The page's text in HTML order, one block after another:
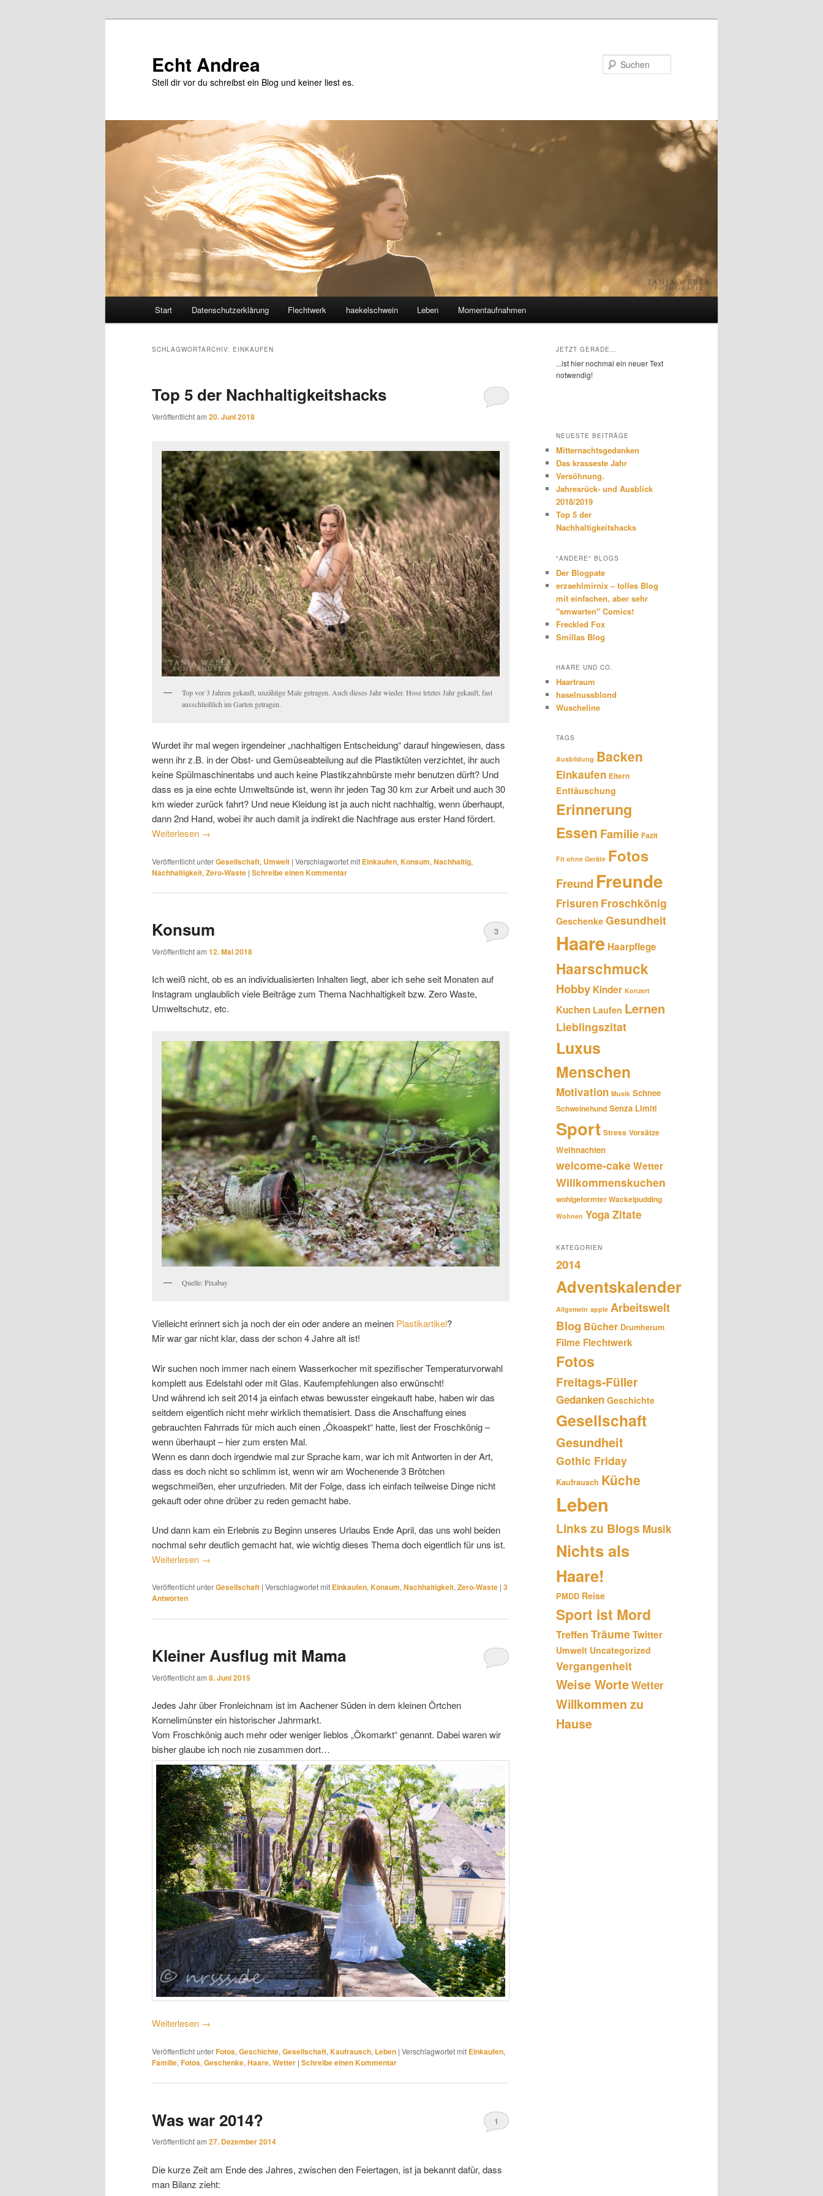
Echt Andrea
Stell dir vor du schreibst ein Blog und keiner liest es.
Start Datenschutzerklärung Flechtwerk haekelschwein Leben Momentaufnahmen
SCHLAGWORTARCHIV: EINKAUFEN
Top 5 der Nachhaltigkeitshacks
Veröffentlicht am 20. Juni 2018
Top vor 3 Jahren gekauft, unzählige Male getragen. Auch dieses Jahr wieder. Hose letztes Jahr gekauft, fast
ausschließlich im Garten getragen.
Wurdet ihr mal wegen irgendeiner „nachhaltigen Entscheidung“ darauf hingewiesen, dass
wenn ihr z.B. in der Obst- und Gemüseabteilung auf die Plastiktüten verzichtet, ihr auch
keine Spülmaschinentabs und auch keine Plastikzahnbürste mehr benutzen dürft? Und
dass es ja eine echte Umweltsünde ist, wenn ihr jeden Tag 30 km zur Arbeit und auch 30
km wieder zurück fahrt? Und neue Kleidung ist ja auch nicht nachhaltig, wenn überhaupt,
dann 2nd Hand, wobei ihr auch damit ja indirekt die Nachfrage aus erster Hand fördert.
Weiterlesen →
Veröffentlicht unterGesellschaft, Umwelt | Verschlagwortet mit Einkaufen, Konsum, Nachhaltig,
Nachhaltigkeit, Zero-Waste | Schreibe einen Kommentar
Konsum
Veröffentlicht am 12. Mai 2018
3
Ich weiß nicht, ob es an individualisierten Inhalten liegt, aber ich sehe seit Monaten auf
Instagram unglaublich viele Beiträge zum Thema Nachhaltigkeit bzw. Zero Waste,
Umweltschutz, etc.
Quelle: Pixabay
Vielleicht erinnert sich ja noch der ein oder andere an meinen Plastikartikel?
Mir war gar nicht klar, dass der schon 4 Jahre alt ist!
Wir suchen noch immer nach einem Wasserkocher mit spezifischer Temperaturvorwahl
komplett aus Edelstahl oder mit Glas. Kaufempfehlungen also erwünscht!
Und während ich seit 2014 ja einfach etwas bewusster eingekauft habe, haben wir das
seitdem eigentlich nicht mehr wirklich thematisiert. Dass die Anschaffung eines
gebrauchten Fahrrads für mich auch einen „Ökoaspekt“ hatte, liest der Froschkönig –
wenn überhaupt – hier zum ersten Mal.
Wenn es dann doch irgendwie mal zur Sprache kam, war ich mit Antworten in der Art,
dass es doch nicht so schlimm ist, wenn wir am Wochenende 3 Brötchen
wegschmeißen, eher unzufrieden. Mit der Folge, dass ich einfach teilweise Dinge nicht
gekauft oder ohne drüber zu reden gemacht habe.
Und dann kam ein Erlebnis zu Beginn unseres Urlaubs Ende April, das uns wohl beiden
nochmal sehr deutlich gemacht hat, wie wichtig dieses Thema doch eigentlich für uns ist.
Weiterlesen →
Veröffentlicht unterGesellschaft | Verschlagwortet mit Einkaufen,Konsum,Nachhaltigkeit,Zero-Waste | 3
Antworten
Kleiner Ausflug mit Mama
Veröffentlicht am 8. Juni 2015
Jedes Jahr über Fronleichnam ist im Aachener Süden in dem kleinen Örtchen
Kornelimünster ein historischer Jahrmarkt.
Vom Froschkönig auch mehr oder weniger lieblos „Ökomarkt“ genannt. Dabei waren wir
bisher glaube ich noch nie zusammen dort…
Weiterlesen →
Veröffentlicht unterFotos, Geschichte, Gesellschaft, Kaufrausch, Leben | Verschlagwortet mit Einkaufen,
Familie, Fotos, Geschenke, Haare, Wetter | Schreibe einen Kommentar
Was war 2014?
Veröffentlicht am 27. Dezember 2014
1
Die kurze Zeit am Ende des Jahres, zwischen den Feiertagen, ist ja bekannt dafür, dass
man Bilanz zieht:
JETZT GERADE…
...ist hier nochmal ein neuer Text
notwendig!
NEUESTE BEITRÄGE
Mitternachtsgedanken
Das krasseste Jahr
Versöhnung.
Jahresrück- und Ausblick
2018/2019
Top 5 der
Nachhaltigkeitshacks
"ANDERE" BLOGS
Der Blogpate
erzaehlmirnix – tolles Blog
mit einfachen, aber sehr
"smwarten" Comics!
Freckled Fox
Smillas Blog
HAARE UND CO.
Haartraum
haselnussblond
Wuscheline
TAGS
Ausbildung Backen
Einkaufen Eltern
Enttäuschung
Erinnerung
Essen Familie Fazit
Fit ohne Geräte Fotos
Freund Freunde
Frisuren Froschkönig
Geschenke Gesundheit
Haare Haarpflege
Haarschmuck
Hobby Kinder Konzert
Kuchen Laufen Lernen
Lieblingszitat
Luxus
Menschen
Motivation Musik Schnee
Schweinehund Senza Limiti
Sport Stress Vorsätze
Weihnachten
welcome-cakeWetter
Willkommenskuchen
wohlgeformter Wackelpudding
Wohnen Yoga Zitate
KATEGORIEN
2014
Adventskalender
Allgemein apple Arbeitswelt
Blog Bücher Drumherum
Filme Flechtwerk
Fotos
Freitags-Füller
Gedanken Geschichte
Gesellschaft
Gesundheit
Gothic Friday
Kaufrausch Küche
Leben
Links zu Blogs Musik
Nichts als
Haare!
PMDD Reise
Sport ist Mord
Treffen TräumeTwitter
Umwelt Uncategorized
Vergangenheit
Weise WorteWetter
Willkommen zu
Hause